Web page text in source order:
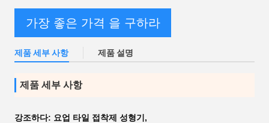
가장 좋은 가격 을 구하라
제품 세부 사항 제품 설명
제품 세부 사항
강조하다: 요업 타일 접착제 성형기 ,